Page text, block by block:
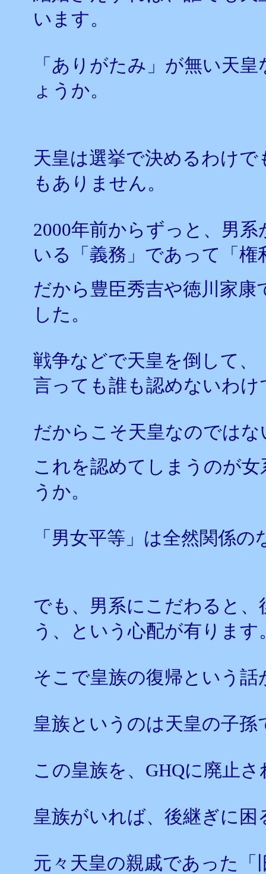
います。
「ありがたみ」が無い天
ょうか。
天皇は選挙で決めるわけ
もありません。
2000年前からずっと、男
いる「義務」であって「
だから豊臣秀吉や徳川家
した。
戦争などで天皇を倒して
言っても誰も認めないわけ
だからこそ天皇なのでは
これを認めてしまうのが
うか。
「男女平等」は全然関係
でも、男系にこだわると
う、という心配が有ります
そこで皇族の復帰という話
皇族というのは天皇の子
この皇族を、GHQに廃止
皇族がいれば、後継ぎに
元々天皇の親戚であった